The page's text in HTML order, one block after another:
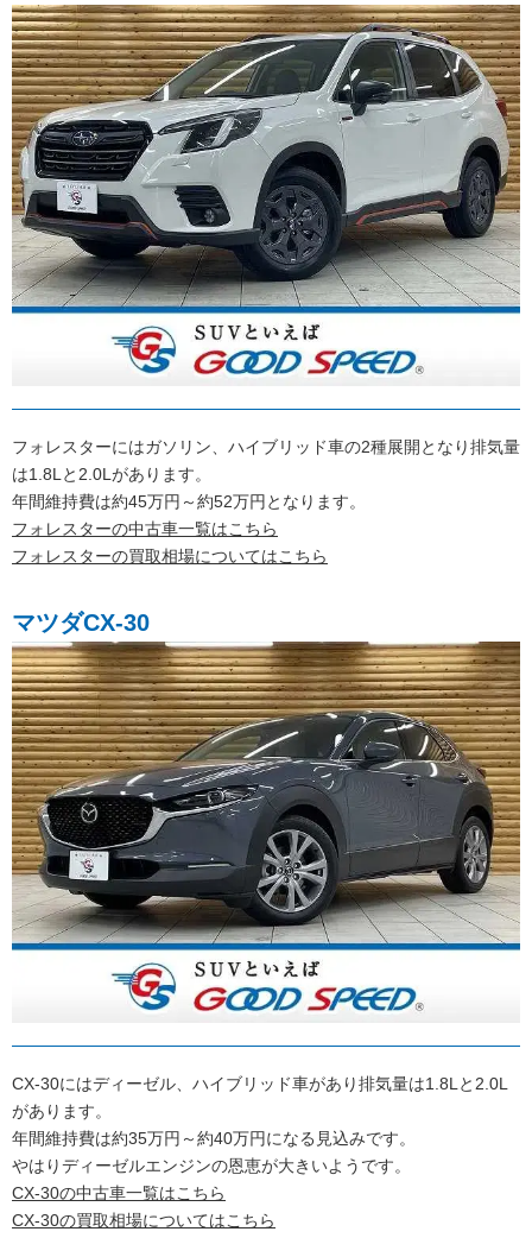
フォレスターにはガソリン、ハイブリッド車の2種展開となり排気量
は1.8Lと2.0Lがあります。
年間維持費は約45万円～約52万円となります。
フォレスターの中古車一覧はこちら
フォレスターの買取相場についてはこちら
マツダCX-30
CX-30にはディーゼル、ハイブリッド車があり排気量は1.8Lと2.0L
があります。
年間維持費は約35万円～約40万円になる見込みです。
やはりディーゼルエンジンの恩恵が大きいようです。
CX-30の中古車一覧はこちら
CX-30の買取相場についてはこちら